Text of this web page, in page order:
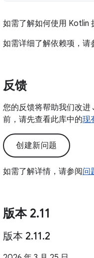
如需了解如何使用 Kotlin
如需详细了解依赖项，请
反馈
您的反馈将帮助我们改
前，请先查看此库中的现
创建新问题
如需了解详情，请参阅问
版本 2.11
版本 2.11.2